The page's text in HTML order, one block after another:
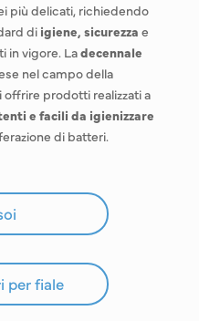
più delicati, richiedendo
di igiene, sicurezza e
in vigore. Ladecennale
nel campo della
prodotti realizzati a
e facili da igienizzare
di batteri.
per fiale